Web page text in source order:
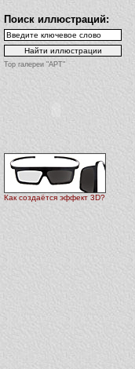
Поиск иллюстраций:
Top галереи "АРТ"
Как создаётся эффект 3D?